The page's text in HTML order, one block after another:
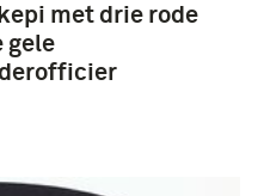
met drie rode
gele